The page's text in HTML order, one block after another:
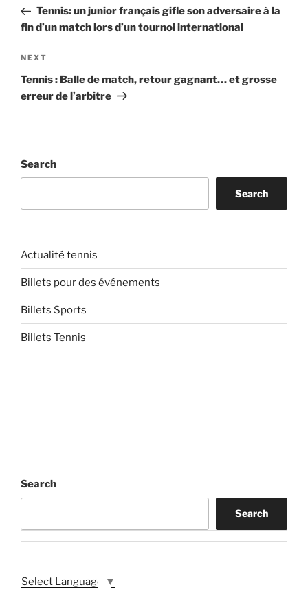
PostTennis: un junior français gifle son adversaire à la
fin d’un match lors d’un tournoi international
Next
Post
NEXT
Tennis : Balle de match, retour gagnant… et grosse
erreur de l’arbitre
Search
Search
Actualité tennis
Billets pour des événements
Billets Sports
Billets Tennis
Search
Search
Select Language ▼